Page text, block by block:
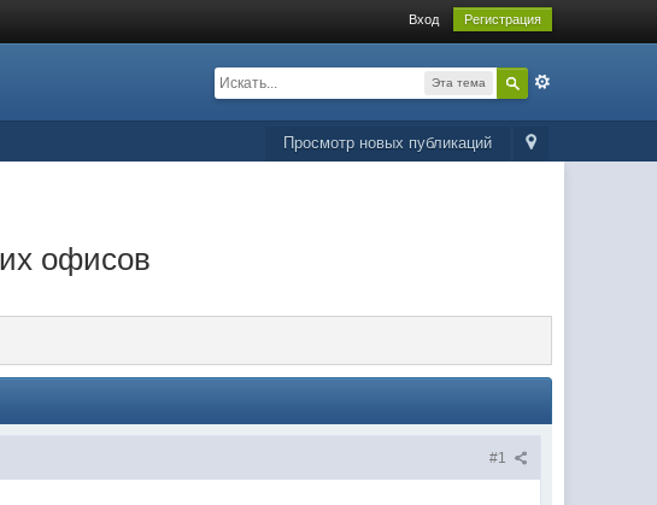
Вход Регистрация
Эта тема
Просмотр новых публикаций
офисов
#1